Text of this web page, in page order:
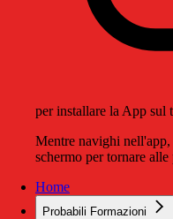
per installare la App sul
Mentre navighi
schermo per tornare alle
Home
Probabili Formazioni